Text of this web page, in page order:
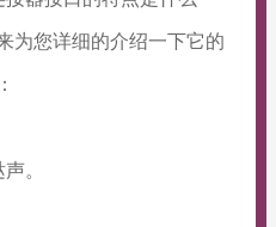
为您详细的介绍一下它的
。